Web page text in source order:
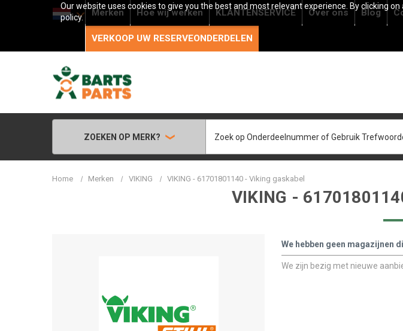
Our website uses cookies to give you the best and most relevant experience. By clicking
policy.
Merken Hoe wij werken KLANTENSERVICE Over ons Blog
VERKOOP UW RESERVEONDERDELEN
ZOEKEN OP MERK?
Home Merken VIKING VIKING - 61701801140 - Viking gaskabel
VIKING -
We hebben geen magazijnen
We zijn bezig met nieuwe